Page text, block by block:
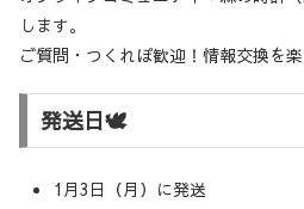
します。
ご質問・つくれぽ歓迎！情報交換を
発送日🕊️
1月3日（月）に発送